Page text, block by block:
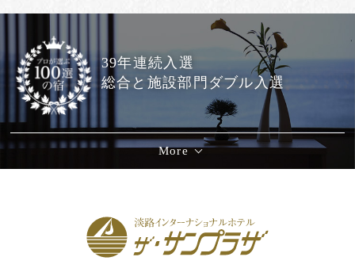
39年連続入選
総合と施設部門ダブル入選
More